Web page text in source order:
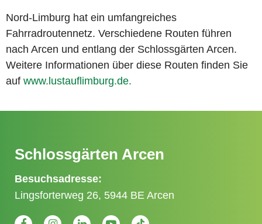
Nord-Limburg hat ein umfangreiches
Fahrradroutennetz. Verschiedene Routen führen
nach Arcen und entlang der Schlossgärten Arcen.
Weitere Informationen über diese Routen finden Sie
auf www.lustauflimburg.de.
Schlossgärten Arcen
Besuchsadresse:
Lingsforterweg 26, 5944 BE Arcen